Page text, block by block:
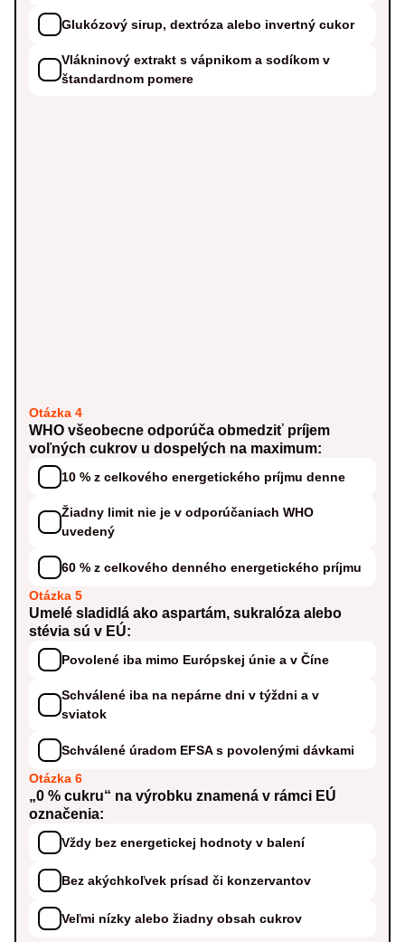
Glukózový sirup, dextróza alebo invertný cukor
Vlákninový extrakt s vápnikom a sodíkom v
štandardnom pomere
Otázka 4
WHO všeobecne odporúča obmedziť príjem
voľných cukrov u dospelých na maximum:
10 % z celkového energetického príjmu denne
Žiadny limit nie je v odporúčaniach WHO
uvedený
60 % z celkového denného energetického príjmu
Otázka 5
Umelé sladidlá ako aspartám, sukralóza alebo
stévia sú v EÚ:
Povolené iba mimo Európskej únie a v Číne
Schválené iba na nepárne dni v týždni a v
sviatok
Schválené úradom EFSA s povolenými dávkami
Otázka 6
„0 % cukru“ na výrobku znamená v rámci EÚ
označenia:
Vždy bez energetickej hodnoty v balení
Bez akýchkoľvek prísad či konzervantov
Veľmi nízky alebo žiadny obsah cukrov